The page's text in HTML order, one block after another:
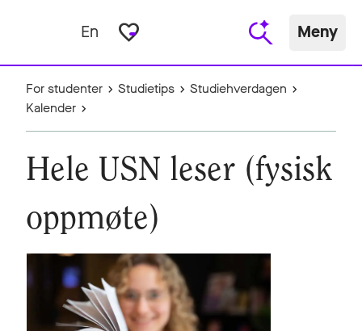
En favorite_border Meny
For studenter Studietips
Studiehverdagen
Kalender
Hele USN leser (fysisk
oppmøte)